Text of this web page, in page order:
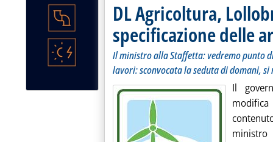
DL Agricoltura,
specificazione delle
Il ministro alla Staffetta: vedremo punto
lavori: sconvocata la seduta di domani,
Il